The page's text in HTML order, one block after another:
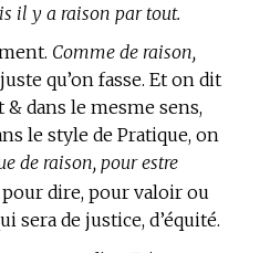
il y a raison par tout.
Comme de raison,
qu’on fasse. Et on dit
dans le mesme sens,
le style de Pratique, on
de raison, pour estre
pour dire, pour valoir ou
sera de justice, d’équité.